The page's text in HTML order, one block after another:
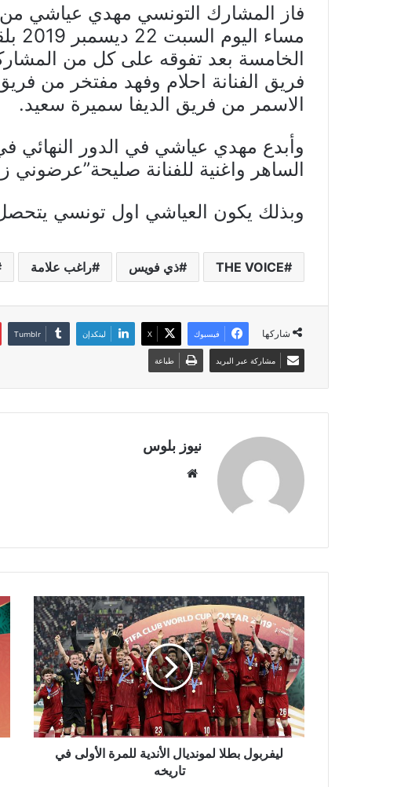
فاز المشارك التونسي مهدي عياشي
الخامسة بعد تفوقه على كل من
فريق الفنانة احلام وفهد مفتخر من
الاسمر من فريق الديفا سميرة سعيد.
وأبدع مهدي عياشي في الدور النهائي في
الساهر واغنية للفنانة صليحة”عرضوني
وبذلك يكون العياشي اول تونسي
THE VOICE ذي فويس راغب علامة
شاركها فيسبوك X لينكدإن
مشاركة عبر البريد طباعة
نيوز بلوس
ليفربول بطلا لمونديال الأندية للمرة الأولى في
تاريخه